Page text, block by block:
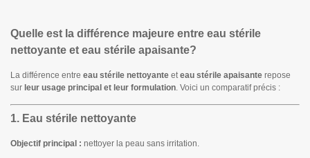
Quelle est la différence majeure entre eau stérile
nettoyante et eau stérile apaisante?
La différence entre eau stérile nettoyante eteau stérile apaisante repose
sur leur usage principal et leur formulation. Voici un comparatif précis :
1. Eau stérile nettoyante
Objectif principal : nettoyer la peau sans irritation.